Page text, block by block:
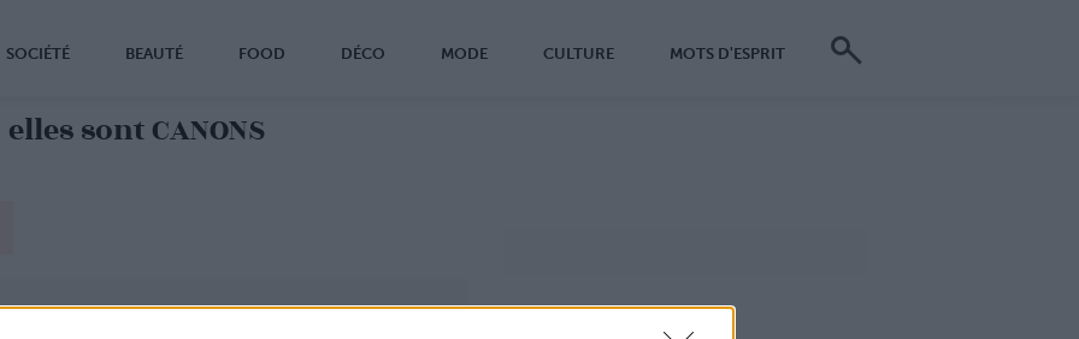
SOCIÉTÉ BEAUTÉ FOOD DÉCO MODE CULTURE MOTS D'ESPRIT
elles sont CANONS